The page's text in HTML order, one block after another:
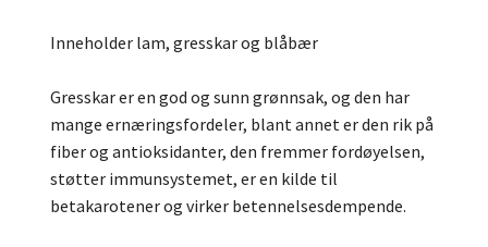
Inneholder lam, gresskar og blåbær
Gresskar er en god og sunn grønnsak, og den har
mange ernæringsfordeler, blant annet er den rik på
fiber og antioksidanter, den fremmer fordøyelsen,
støtter immunsystemet, er en kilde til
betakarotener og virker betennelsesdempende.